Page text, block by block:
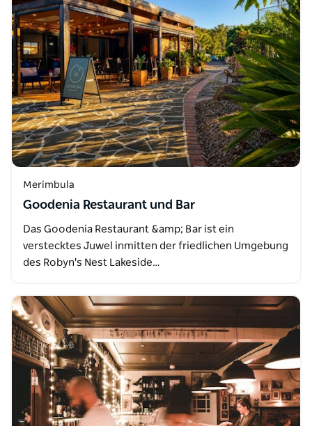
Merimbula
Goodenia Restaurant und Bar
Das Goodenia Restaurant &amp; Bar ist ein
verstecktes Juwel inmitten der friedlichen Umgebung
des Robyn's Nest Lakeside…